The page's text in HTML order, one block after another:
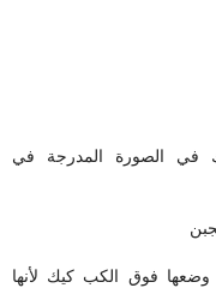
في الصورة المدرجة في
فوق الكب كيك لأنها